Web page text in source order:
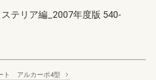
テリア編_2007年度版 540-
ト アルカーポ4型